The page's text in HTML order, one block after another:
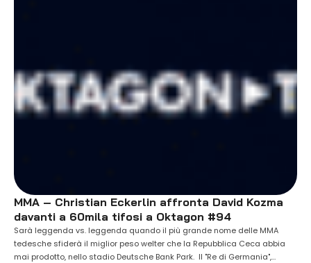
MMA – Christian Eckerlin affronta David Kozma
davanti a 60mila tifosi a Oktagon #94
Sarà leggenda vs. leggenda quando il più grande nome delle MMA
tedesche sfiderà il miglior peso welter che la Repubblica Ceca abbia
mai prodotto, nello stadio Deutsche Bank Park. Il "Re di Germania",